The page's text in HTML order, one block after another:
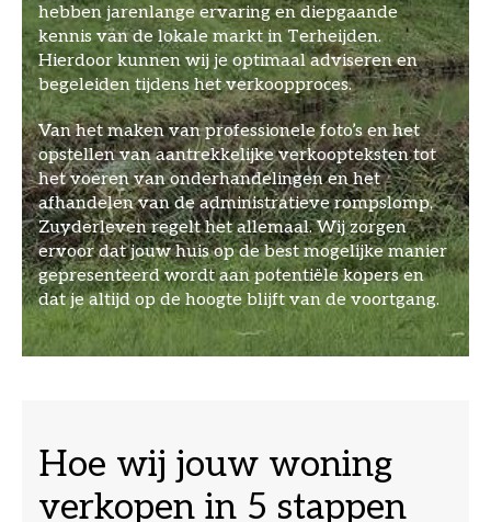
hebben jarenlange ervaring en diepgaande
kennis van de lokale markt in Terheijden.
Hierdoor kunnen wij je optimaal adviseren en
begeleiden tijdens het verkoopproces.
Van het maken van professionele foto’s en het
opstellen van aantrekkelijke verkoopteksten tot
het voeren van onderhandelingen en het
afhandelen van de administratieve rompslomp,
Zuyderleven regelt het allemaal. Wij zorgen
ervoor dat jouw huis op de best mogelijke manier
gepresenteerd wordt aan potentiële kopers en
dat je altijd op de hoogte blijft van de voortgang.
Hoe wij jouw woning
verkopen in 5 stappen